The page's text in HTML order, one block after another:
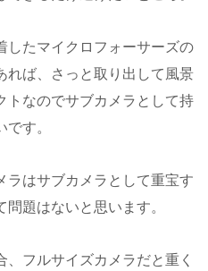
したマイクロフォーサーズの
れば、さっと取り出して風景
トなのでサブカメラとして持
す。
ラはサブカメラとして重宝す
題はないと思います。
、フルサイズカメラだと重く